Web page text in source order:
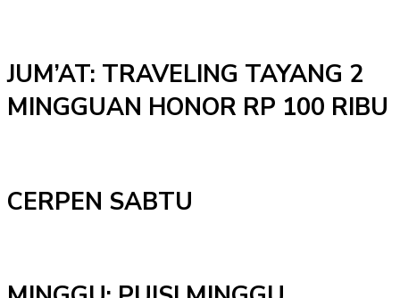
JUM’AT: TRAVELING TAYANG 2
MINGGUAN HONOR RP 100 RIBU
CERPEN SABTU